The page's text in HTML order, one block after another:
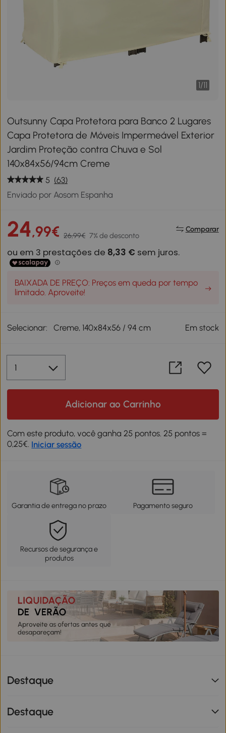
1/11
Outsunny Capa Protetora para Banco 2 Lugares
Capa Protetora de Móveis Impermeável Exterior
Jardim Proteção contra Chuva e Sol
140x84x56/94cm Creme
5 (63)
Enviado por Aosom Espanha
24,99€ 26,99€ 7% de desconto
Comparar
BAIXADA DE PREÇO: Preços em queda por tempo
limitado. Aproveite!
Selecionar: Creme, 140x84x56 / 94 cm Em stock
Adicionar ao Carrinho
Com este produto, você ganha 25 pontos. 25 pontos =
0,25€. Iniciar sessão
Garantia de entrega no prazo Pagamento seguro
Recursos de segurança e
produtos
Destaque
Destaque